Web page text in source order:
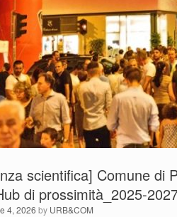
scientifica] Comune di
di prossimità_2025-
4, 2026 by URB&COM